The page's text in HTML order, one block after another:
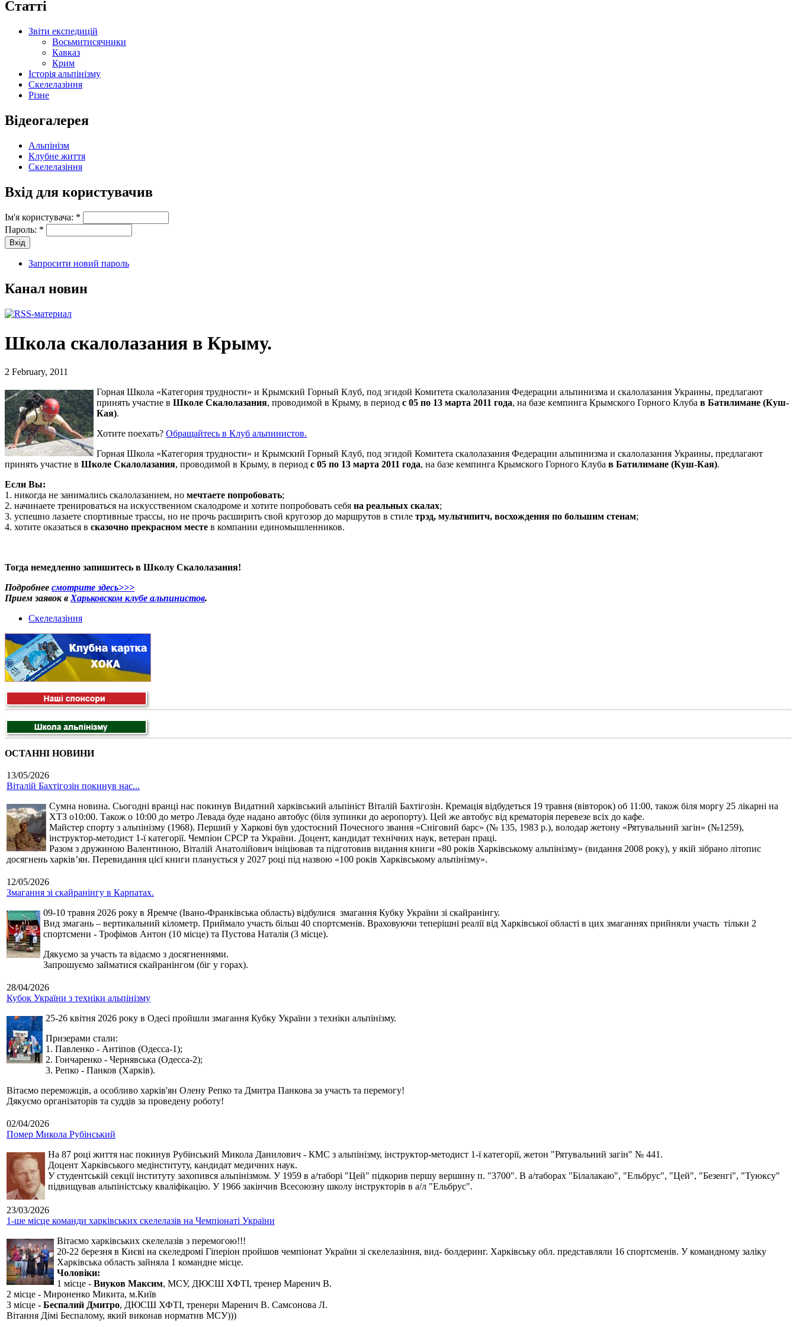
Статті
Звіти експедицій
Восьмитисячники
Кавказ
Крим
Історія альпінізму
Скелелазіння
Різне
Відеогалерея
Альпінізм
Клубне життя
Скелелазіння
Вхід для користувачив
Ім'я користувача: *
Пароль: *
Запросити новий пароль
Канал новин
Школа скалолазания в Крыму.
2 February, 2011
Горная Школа «Категория трудности» и Крымский Горный Клуб, под эгидой Комитета скалолазания Федерации альпинизма и скалолазания Украины, предлагают
принять участие в Школе Скалолазания, проводимой в Крыму, в период с 05 по 13 марта 2011 года, на базе кемпинга Крымского Горного Клуба в Батилимане (Куш-
Кая).
Хотите поехать? Обращайтесь в Клуб альпинистов.
Горная Школа «Категория трудности» и Крымский Горный Клуб, под эгидой Комитета скалолазания Федерации альпинизма и скалолазания Украины, предлагают
принять участие в Школе Скалолазания, проводимой в Крыму, в период с 05 по 13 марта 2011 года, на базе кемпинга Крымского Горного Клуба в Батилимане (Куш-Кая).
Если Вы:
1. никогда не занимались скалолазанием, но мечтаете попробовать;
2. начинаете тренироваться на искусственном скалодроме и хотите попробовать себя на реальных скалах;
3. успешно лазаете спортивные трассы, но не прочь расширить свой кругозор до маршрутов в стиле трэд, мультипитч, восхождения по большим стенам;
4. хотите оказаться в сказочно прекрасном месте в компании единомышленников.
Тогда немедленно запишитесь в Школу Скалолазания!
Подробнее смотрите здесь>>>
Прием заявок в Харьковском клубе альпинистов.
Скелелазіння
ОСТАННІ НОВИНИ
13/05/2026
Віталій Бахтігозін покинув нас...
Сумна новина. Сьогодні вранці нас покинув Видатний харківський альпініст Віталій Бахтігозін. Кремація відбудеться 19 травня (вівторок) об 11:00, також біля моргу 25 лікарні на
ХТЗ о10:00. Також о 10:00 до метро Левада буде надано автобус (біля зупинки до аеропорту). Цей же автобус від крематорія перевезе всіх до кафе.
Майстер спорту з альпінізму (1968). Перший у Харкові був удостоєний Почесного звання «Сніговий барс» (№ 135, 1983 р.), володар жетону «Рятувальний загін» (№1259),
інструктор-методист 1-ї категорії. Чемпіон СРСР та України. Доцент, кандидат технічних наук, ветеран праці.
Разом з дружиною Валентиною, Віталій Анатолійович ініціював та підготовив видання книги «80 років Харківському альпінізму» (видання 2008 року), у якій зібрано літопис
досягнень харків’ян. Перевидання цієї книги планується у 2027 році під назвою «100 років Харківському альпінізму».
12/05/2026
Змагання зі скайранінгу в Карпатах.
09-10 травня 2026 року в Яремче (Івано-Франківська область) відбулися змагання Кубку України зі скайранінгу.
Вид змагань – вертикальний кілометр. Приймало участь більш 40 спортсменів. Враховуючи теперішні реалії від Харківської області в цих змаганнях прийняли участь тільки 2
спортсмени - Трофімов Антон (10 місце) та Пустова Наталія (3 місце).
Дякуємо за участь та відаємо з досягненнями.
Запрошуємо займатися скайранінгом (біг у горах).
28/04/2026
Кубок України з техніки альпінізму
25-26 квітня 2026 року в Одесі пройшли змагання Кубку України з техніки альпінізму.
Призерами стали:
1. Павленко - Антіпов (Одесса-1);
2. Гончаренко - Чернявська (Одесса-2);
3. Репко - Панков (Харків).
Вітаємо переможців, а особливо харків'ян Олену Репко та Дмитра Панкова за участь та перемогу!
Дякуємо організаторів та суддів за проведену роботу!
02/04/2026
Помер Микола Рубінський
На 87 році життя нас покинув Рубінський Микола Данилович - КМС з альпінізму, інструктор-методист 1-ї категорії, жетон "Рятувальний загін" № 441.
Доцент Харківського медінституту, кандидат медичних наук.
У студентській секції інституту захопився альпінізмом. У 1959 в а/таборі "Цей" підкорив першу вершину п. "3700". В а/таборах "Білалакаю", "Ельбрус", "Цей", "Безенгі", "Туюксу"
підвищував альпіністську кваліфікацію. У 1966 закінчив Всесоюзну школу інструкторів в а/л "Ельбрус".
23/03/2026
1-ше місце команди харківських скелелазів на Чемпіонаті України
Вітаємо харківських скелелазів з перемогою!!!
20-22 березня в Києві на скеледромі Гіперіон пройшов чемпіонат України зі скелелазіння, вид- болдеринг. Харківську обл. представляли 16 спортсменів. У командному заліку
Харківська область зайняла 1 командне місце.
Чоловіки:
1 місце - Внуков Максим, МСУ, ДЮСШ ХФТІ, тренер Маренич В.
2 місце - Мироненко Микита, м.Київ
3 місце - Беспалий Дмитро, ДЮСШ ХФТІ, тренери Маренич В. Самсонова Л.
Вітання Дімі Беспалому, який виконав норматив МСУ)))